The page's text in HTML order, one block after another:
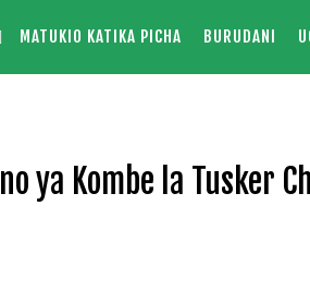
MATUKIO KATIKA PICHA BURUDANI
ya Kombe la Tusker